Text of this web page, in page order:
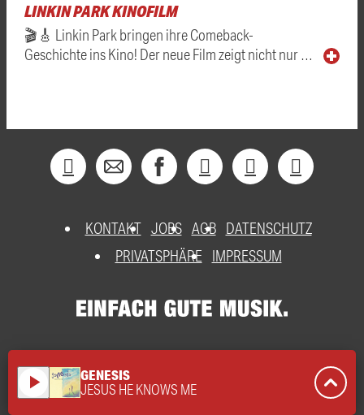
LINKIN PARK KINOFILM
🎬🎸 Linkin Park bringen ihre Comeback-
Geschichte ins Kino! Der neue Film zeigt nicht nur …
KONTAKT JOBS AGB DATENSCHUTZ
PRIVATSPHÄRE
IMPRESSUM
play_arrow GENESIS
JESUS HE KNOWS ME